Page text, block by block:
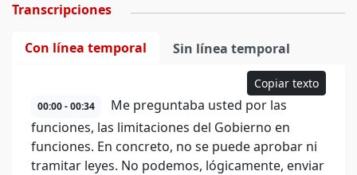
Transcripciones
Con línea temporal Sin línea temporal
Copiar texto
00:00 - 00:34
Me preguntaba usted por las
funciones, las limitaciones del Gobierno en
funciones. En concreto, no se puede aprobar ni
tramitar leyes. No podemos, lógicamente, enviar